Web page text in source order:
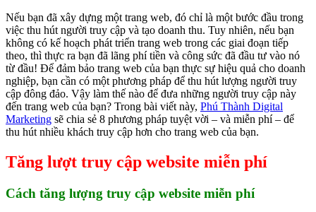
Nếu bạn đã xây dựng một trang web, đó chỉ là một bước đầu trong
việc thu hút người truy cập và tạo doanh thu. Tuy nhiên, nếu bạn
không có kế hoạch phát triển trang web trong các giai đoạn tiếp
theo, thì thực ra bạn đã lãng phí tiền và công sức đã đầu tư vào nó
từ đầu! Để đảm bảo trang web của bạn thực sự hiệu quả cho doanh
nghiệp, bạn cần có một phương pháp để thu hút lượng người truy
cập đông đảo. Vậy làm thế nào để đưa những người truy cập này
đến trang web của bạn? Trong bài viết này, Phú Thành Digital
Marketing sẽ chia sẻ 8 phương pháp tuyệt vời – và miễn phí – để
thu hút nhiều khách truy cập hơn cho trang web của bạn.
Tăng lượt truy cập website miễn phí
Cách tăng lượng truy cập website miễn phí